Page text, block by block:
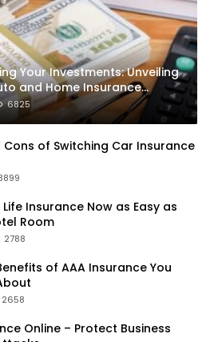
Your Investments: Unveiling
and Home Insurance
6825
Cons of Switching Car Insurance
Insurance Now as Easy as
Room
2788
of AAA Insurance You
2658
Online – Protect Business